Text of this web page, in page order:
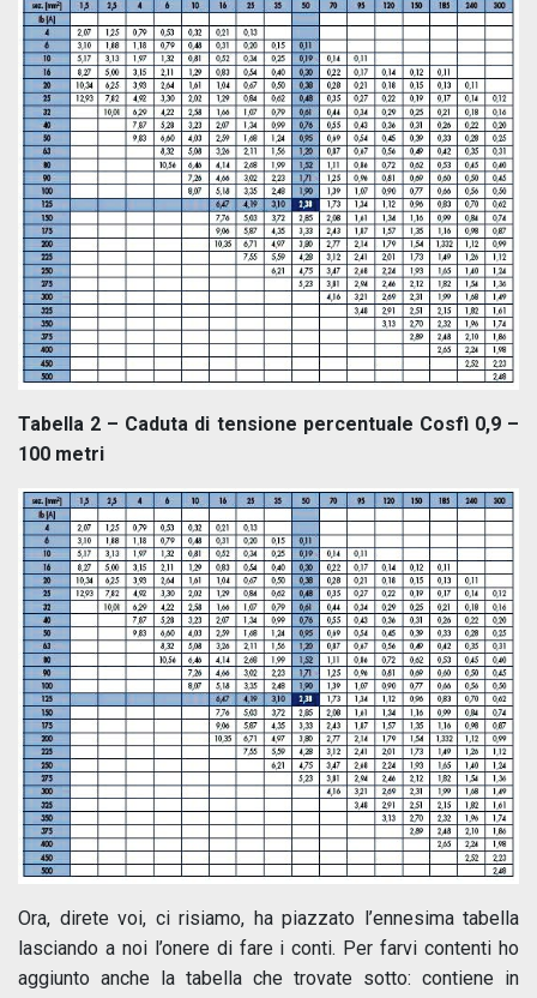
Tabella 2 – Caduta di tensione percentuale Cosfì 0,9 –
100 metri
Ora, direte voi, ci risiamo, ha piazzato l’ennesima tabella
lasciando a noi l’onere di fare i conti. Per farvi contenti ho
aggiunto anche la tabella che trovate sotto: contiene in